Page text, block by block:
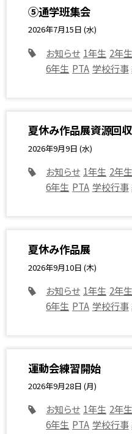
⑤通学班集会
2026年7月15日 (水)
お知らせ 1年生 2年生
6年生 PTA 学校行事
夏休み作品展資源回収
2026年9月9日 (水)
お知らせ 1年生 2年生
6年生 PTA 学校行事
夏休み作品展
2026年9月10日 (木)
お知らせ 1年生 2年生
6年生 PTA 学校行事
運動会練習開始
2026年9月28日 (月)
お知らせ 1年生 2年生
6年生 PTA 学校行事